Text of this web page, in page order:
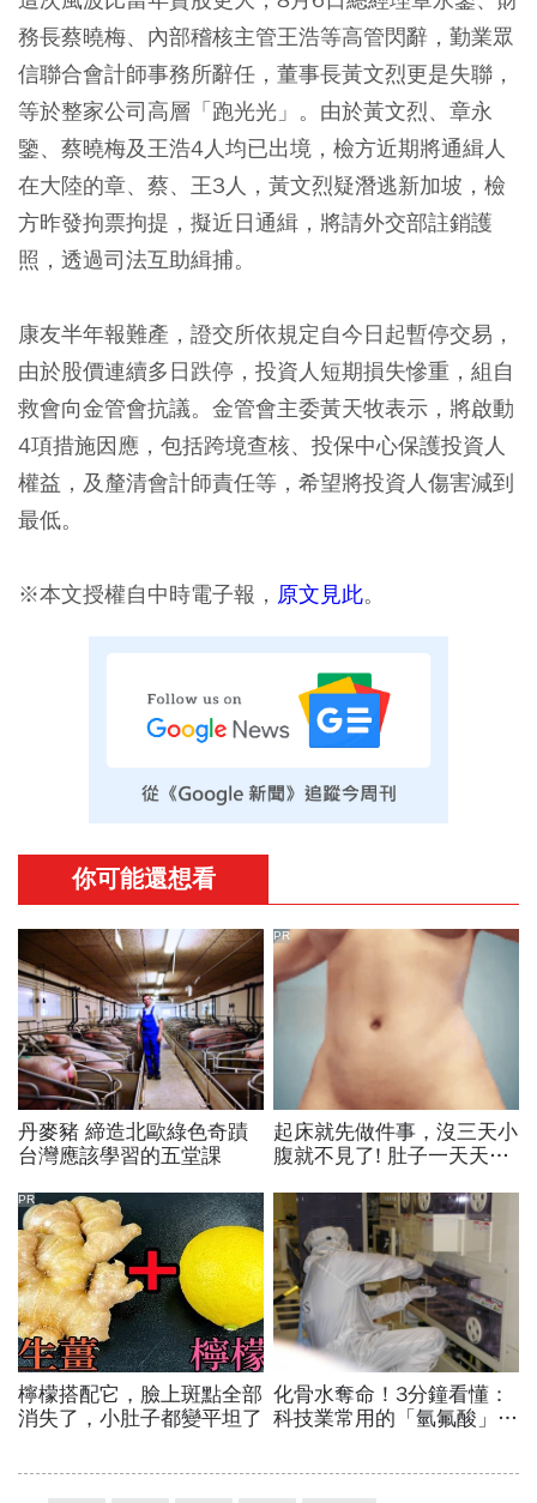
務長蔡曉梅、內部稽核主管王浩等高管閃辭，勤業眾
信聯合會計師事務所辭任，董事長黃文烈更是失聯，
等於整家公司高層「跑光光」。由於黃文烈、章永
鑒、蔡曉梅及王浩4人均已出境，檢方近期將通緝人
在大陸的章、蔡、王3人，黃文烈疑潛逃新加坡，檢
方昨發拘票拘提，擬近日通緝，將請外交部註銷護
照，透過司法互助緝捕。
康友半年報難產，證交所依規定自今日起暫停交易，
由於股價連續多日跌停，投資人短期損失慘重，組自
救會向金管會抗議。金管會主委黃天牧表示，將啟動
4項措施因應，包括跨境查核、投保中心保護投資人
權益，及釐清會計師責任等，希望將投資人傷害減到
最低。
※本文授權自中時電子報， 原文見此。